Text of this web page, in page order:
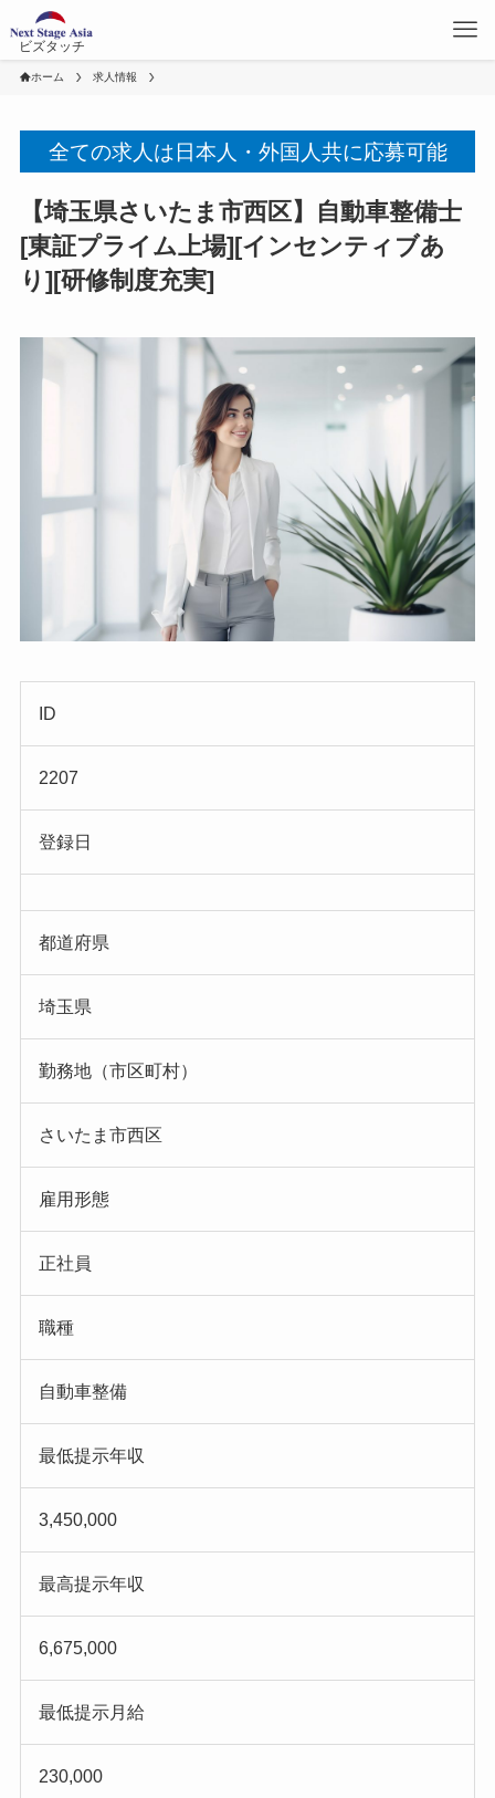
ビズタッチ
ホーム 求人情報
全ての求人は日本人・外国人共に応募可能
【埼玉県さいたま市西区】自動車整備士
[東証プライム上場][インセンティブあ
り][研修制度充実]
ID
2207
登録日
都道府県
埼玉県
勤務地（市区町村）
さいたま市西区
雇用形態
正社員
職種
自動車整備
最低提示年収
3,450,000
最高提示年収
6,675,000
最低提示月給
230,000